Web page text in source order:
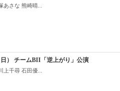
あさな 熊崎晴...
日） チームBII「逆上がり」公演
上千尋 石田優...